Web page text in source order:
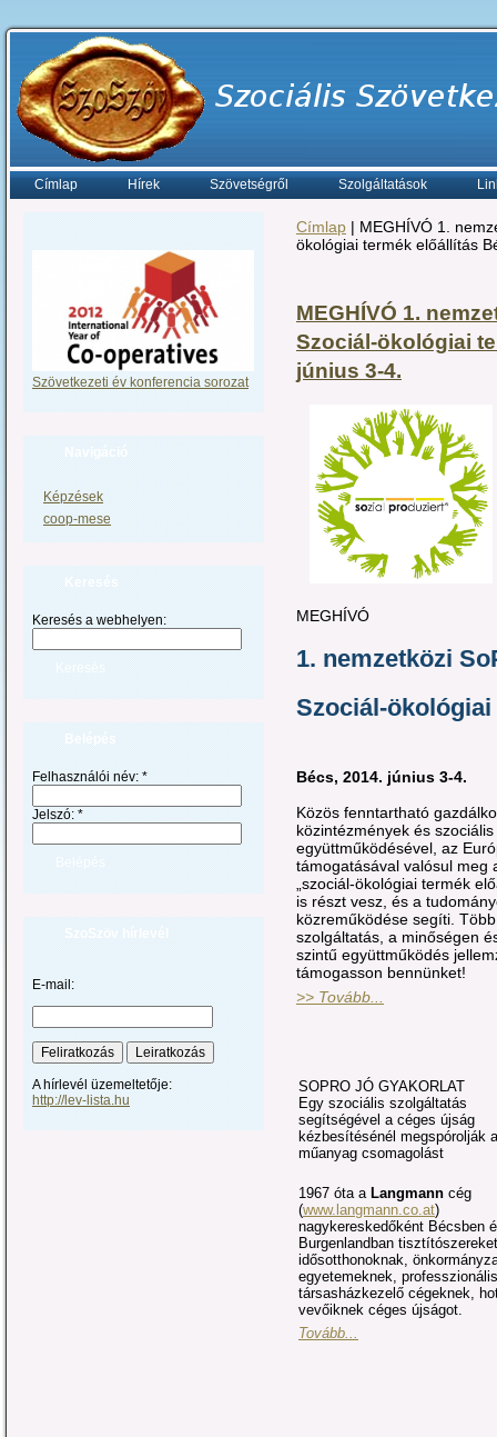
Címlap Hírek Szövetségről Szolgáltatások
Szövetkezeti év konferencia sorozat
Navigáció
Képzések
coop-mese
Keresés
Keresés a webhelyen:
Belépés
Felhasználói név: *
Jelszó: *
SzoSzöv hírlevél
E-mail:
A hírlevél üzemeltetője:
http://lev-lista.hu
Címlap | MEGHÍVÓ 1.
ökológiai termék előállítás
MEGHÍVÓ 1.
Szociál-ökológiai
június 3-4.
MEGHÍVÓ
1. nemzetközi
Szociál-
Bécs, 2014. június 3-4.
Közös fenntartható
közintézmények és
együttműködésével, az
támogatásával valósul meg
„szociál-ökológiai termék
is részt vesz, és a
közreműködése segíti.
szolgáltatás, a minőségen
szintű együttműködés
támogasson bennünket!
>> Tovább...
SOPRO JÓ GYAKORLAT
Egy szociális szolgáltatás
segítségével a céges újság
kézbesítésénél megspórolják a
műanyag csomagolást
1967 óta a Langmann cég
(www.langmann.co.at)
nagykereskedőként Bécsben
Burgenlandban
idősotthonoknak,
egyetemeknek,
társasházkezelő cégeknek,
vevőiknek céges újságot.
Tovább...